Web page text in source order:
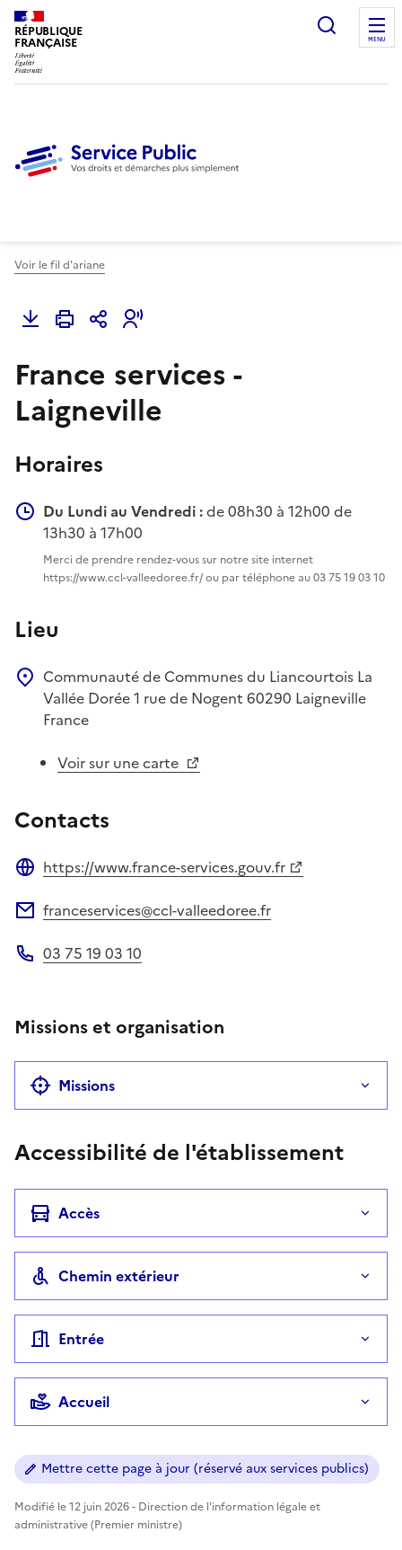
RÉPUBLIQUE
FRANÇAISE
Ouvrir
MENU
Voir le fil d'ariane
France services -
Laigneville
Horaires
Du Lundi au Vendredi :de 08h30 à 12h00 de
13h30 à 17h00
Merci de prendre rendez-vous sur notre site internet
https://www.ccl-valleedoree.fr/ ou par téléphone au 03 75 19 03 10
Lieu
Communauté de Communes du Liancourtois La
Vallée Dorée1 rue de Nogent 60290 Laigneville
France
Voir sur une carte
Contacts
https://www.france-services.gouv.fr
franceservices@ccl-valleedoree.fr
03 75 19 03 10
Missions et organisation
Missions
Accessibilité de l'établissement
Accès
Chemin extérieur
Entrée
Accueil
Mettre cette page à jour (réservé aux services publics)
Modifié le 12 juin 2026 - Direction de l'information légale et
administrative (Premier ministre)